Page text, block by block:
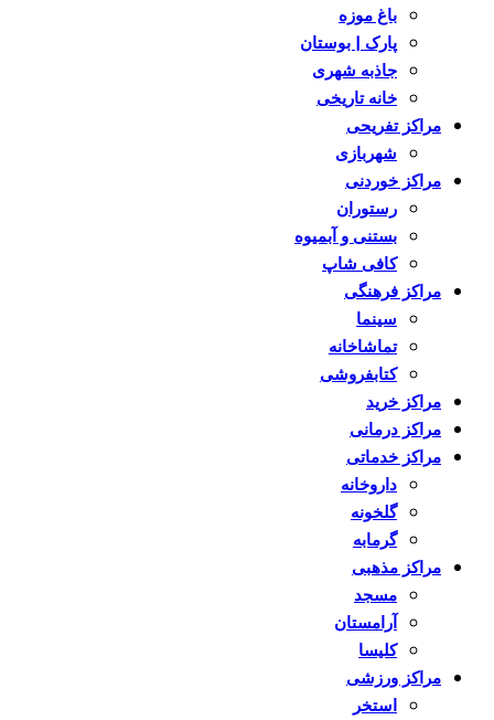
باغ موزه
پارک | بوستان
جاذبه شهری
خانه تاریخی
مراکز تفریحی
شهربازی
مراکز خوردنی
رستوران
بستنی و آبمیوه
کافی شاپ
مراکز فرهنگی
سینما
تماشاخانه
کتابفروشی
مراکز خرید
مراکز درمانی
مراکز خدماتی
داروخانه
گلخونه
گرمابه
مراکز مذهبی
مسجد
آرامستان
کلیسا
مراکز ورزشی
استخر